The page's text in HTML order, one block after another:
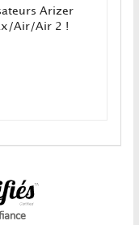
Arizer
Air/Air 2 !